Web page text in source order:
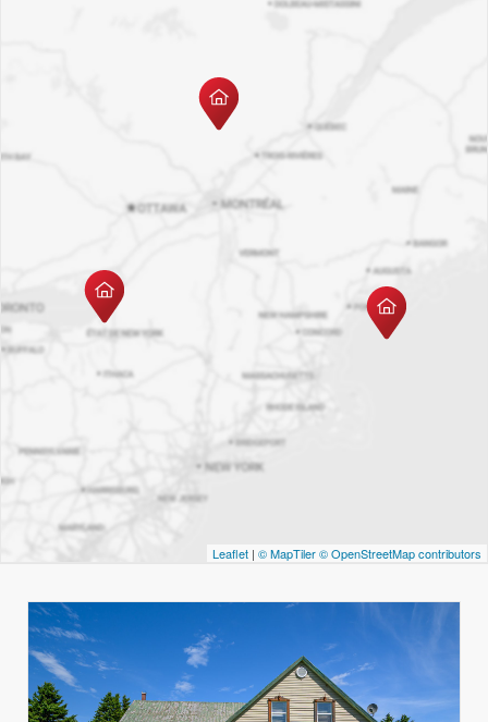
Leaflet | © MapTiler© OpenStreetMap contributors